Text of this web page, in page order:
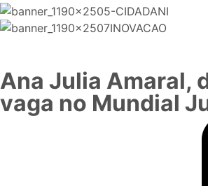
Ana Julia Amaral,
vaga no Mundial